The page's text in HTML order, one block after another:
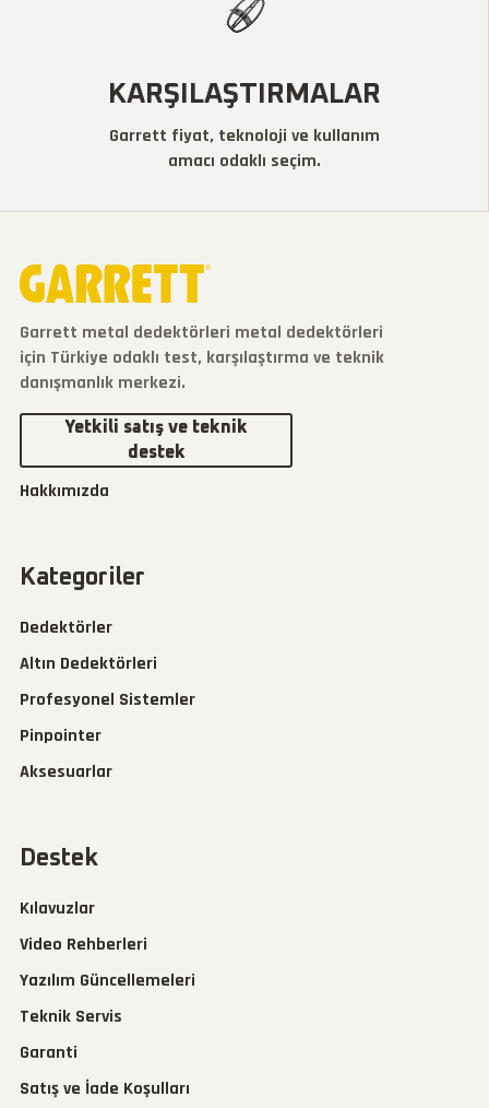
KARŞILAŞTIRMALAR
Garrett fiyat, teknoloji ve kullanım
amacı odaklı seçim.
Garrett metal dedektörleri metal dedektörleri
için Türkiye odaklı test, karşılaştırma ve teknik
danışmanlık merkezi.
Yetkili satış ve teknik
destek
Hakkımızda
Kategoriler
Dedektörler
Altın Dedektörleri
Profesyonel Sistemler
Pinpointer
Aksesuarlar
Destek
Kılavuzlar
Video Rehberleri
Yazılım Güncellemeleri
Teknik Servis
Garanti
Satış ve İade Koşulları